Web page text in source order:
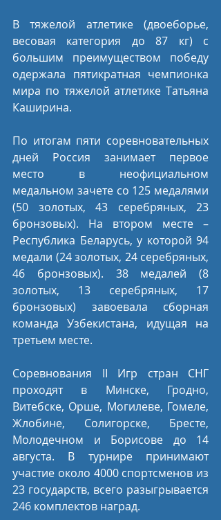
В тяжелой атлетике (двоеборье,
весовая категория до 87 кг) с
большим преимуществом победу
одержала пятикратная чемпионка
мира по тяжелой атлетике Татьяна
Каширина.
По итогам пяти соревновательных
дней Россия занимает первое
место в неофициальном
медальном зачете со 125 медалями
(50 золотых, 43 серебряных, 23
бронзовых). На втором месте –
Республика Беларусь, у которой 94
медали (24 золотых, 24 серебряных,
46 бронзовых). 38 медалей (8
золотых, 13 серебряных, 17
бронзовых) завоевала сборная
команда Узбекистана, идущая на
третьем месте.
Соревнования II Игр стран СНГ
проходят в Минске, Гродно,
Витебске, Орше, Могилеве, Гомеле,
Жлобине, Солигорске, Бресте,
Молодечном и Борисове до 14
августа. В турнире принимают
участие около 4000 спортсменов из
23 государств, всего разыгрывается
246 комплектов наград.